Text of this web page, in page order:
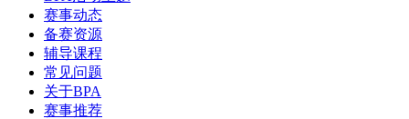
赛事动态
备赛资源
辅导课程
常见问题
关于BPA
赛事推荐